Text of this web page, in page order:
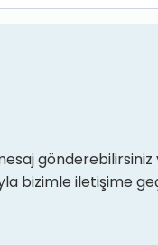
gönderebilirsiniz
bizimle iletişime